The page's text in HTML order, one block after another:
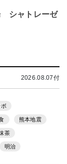
シャトレーゼ
2026.08.07付
ボ
熊本地震
茶
明治